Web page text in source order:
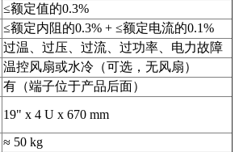
≤额定值的0.3%
≤额定内阻的0.3% + ≤额定电流的0.1%
过温、过压、过流、过功率、电力故障
温控风扇或水冷（可选，无风扇）
有（端子位于产品后面）
19" x 4 U x 670 mm
≈ 50 kg